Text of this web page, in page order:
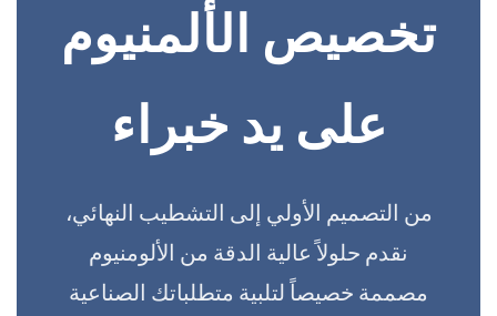
تخصيص الألمنيوم
على يد خبراء
من التصميم الأولي إلى التشطيب النهائي،
نقدم حلولاً عالية الدقة من الألومنيوم
مصممة خصيصاً لتلبية متطلباتك الصناعية